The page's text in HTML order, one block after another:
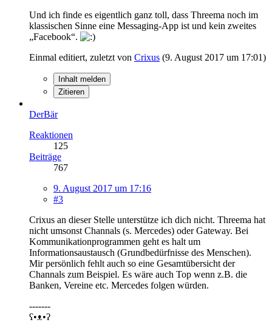
Und ich finde es eigentlich ganz toll, dass Threema noch im
klassischen Sinne eine Messaging-App ist und kein zweites
„Facebook“.
Einmal editiert, zuletzt von Crixus (9. August 2017 um 17:01)
Inhalt melden
Zitieren
DerBär
Reaktionen
125
Beiträge
767
9. August 2017 um 17:16
#3
Crixus an dieser Stelle unterstütze ich dich nicht. Threema hat
nicht umsonst Channals (s. Mercedes) oder Gateway. Bei
Kommunikationprogrammen geht es halt um
Informationsaustausch (Grundbedürfnisse des Menschen).
Mir persönlich fehlt auch so eine Gesamtübersicht der
Channals zum Beispiel. Es wäre auch Top wenn z.B. die
Banken, Vereine etc. Mercedes folgen würden.
-------
ʕ•ᴥ•ʔ